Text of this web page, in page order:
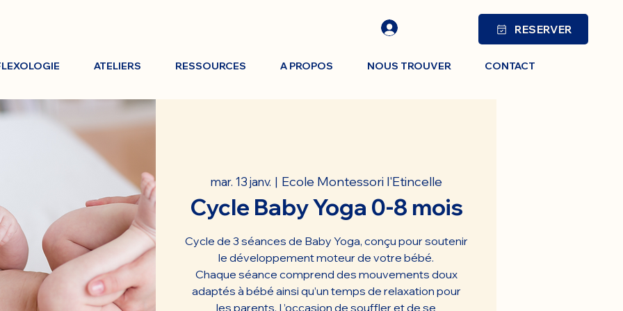
RESERVER
ATELIERS RESSOURCES A PROPOS NOUS TROUVER CONTACT
mar. 13 janv.
  |
Ecole Montessori l'Etincelle
Cycle Baby Yoga 0-8 mois
Cycle de 3 séances de Baby Yoga, conçu pour soutenir
le développement moteur de votre bébé.
Chaque séance comprend des mouvements doux
adaptés à bébé ainsi qu’un temps de relaxation pour
les parents. L’occasion de souffler et de se